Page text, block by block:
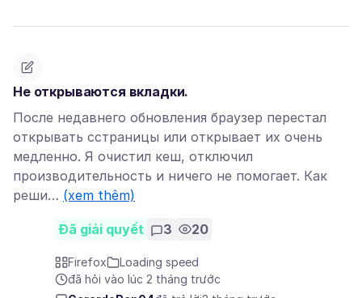
Не открываются вкладки.
После недавнего обновления браузер перестал
открывать сстраницы или открывает их очень
медленно. Я очистил кеш, отключил
производительность и ничего не помогает. Как
реши… (xem thêm)
Đã giải quyết 3 20
Firefox
Loading speed
đã hỏi vào lúc 2 tháng trước